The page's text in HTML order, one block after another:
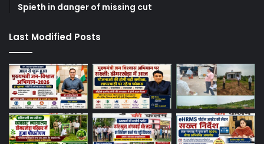
Spieth in danger of missing cut
Last Modified Posts